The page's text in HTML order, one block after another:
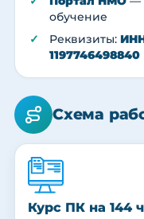
обучение
Реквизиты:
1197746498840
Схема
Курс ПК на 144